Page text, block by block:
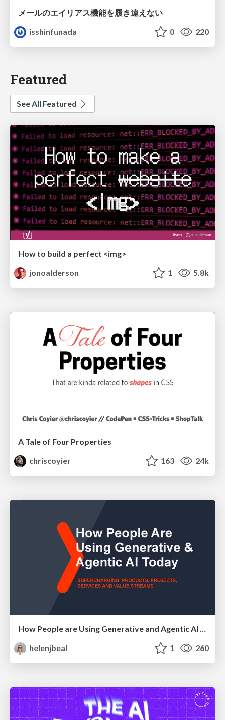
メールのエイリアス機能を履き違えない
isshinfunada
0 220
Featured
See All Featured
How to build a perfect <img>
jonoalderson
1 5.8k
A Tale of Four Properties
chriscoyier
163 24k
How People are Using Generative and Agentic AI to Supercharge Their Products, Projects, Services and Value Streams Today
helenjbeal
1 260